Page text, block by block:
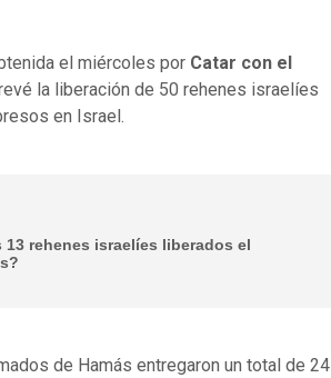
el miércoles por Catar con el
la liberación de 50 rehenes israelíes
en Israel.
rehenes israelíes liberados el
de Hamás entregaron un total de 24